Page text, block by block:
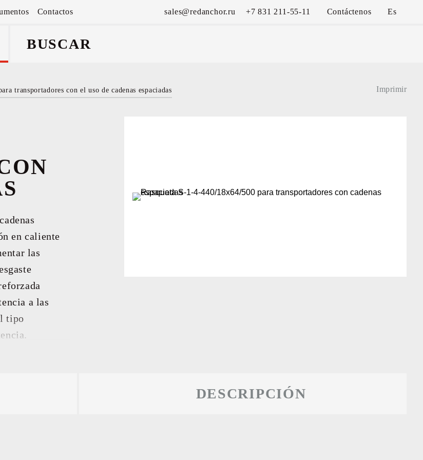
Contactos sales@redanchor.ru +7 831 211-55-11 Contáctenos Es
transportadores con el uso de cadenas espaciadas Imprimir
en caliente
las
a las
tipo
DESCRIPCIÓN